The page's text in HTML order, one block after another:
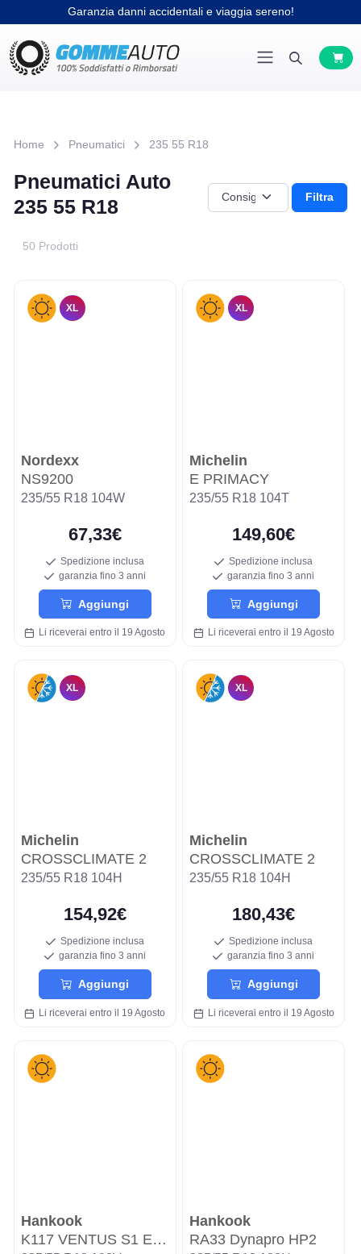
Garanzia danni accidentali e viaggia sereno!
Home Pneumatici 235 55 R18
Pneumatici Auto
235 55 R18
Filtra
50 Prodotti
XL
Nordexx
NS9200
235/55 R18 104W
67,33€
Spedizione inclusa
garanzia fino 3 anni
Aggiungi
Li riceverai entro il 19 Agosto
XL
Michelin
E PRIMACY
235/55 R18 104T
149,60€
Spedizione inclusa
garanzia fino 3 anni
Aggiungi
Li riceverai entro il 19 Agosto
XL
Michelin
CROSSCLIMATE 2
235/55 R18 104H
154,92€
Spedizione inclusa
garanzia fino 3 anni
Aggiungi
Li riceverai entro il 19 Agosto
XL
Michelin
CROSSCLIMATE 2
235/55 R18 104H
180,43€
Spedizione inclusa
garanzia fino 3 anni
Aggiungi
Li riceverai entro il 19 Agosto
Hankook
K117 VENTUS S1 EVO 2
Hankook
RA33 Dynapro HP2